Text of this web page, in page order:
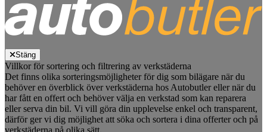
Stäng
Villkor för sortering och filtrering av verkstäderna
Det finns olika sorteringsmöjligheter för dig som bilägare när du
behöver en överblick över verkstäderna hos Autobutler eller när du
har fått en offert och behöver välja en verkstad som kan reparera
eller serva din bil. Vi vill göra din upplevelse enkel och transparent,
därför ger vi dig möjlighet att söka och sortera i dina offerter och på